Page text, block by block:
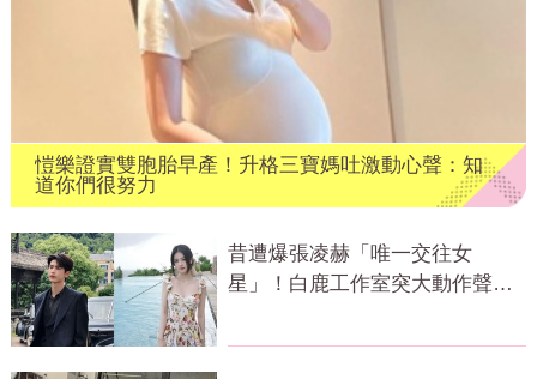
愷樂證實雙胞胎早產！升格三寶媽吐激動心聲：知
道你們很努力
昔遭爆張凌赫「唯一交往女
星」！白鹿工作室突大動作聲